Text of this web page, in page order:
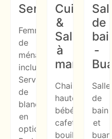
Services
Femme
de
ménage
incluse
Service
de
blanchisserie
en
option
Cuisine
&
Salle
à
manger
Chaise
haute
bébé,
cafetière,
bouilloire,
Salle
de
bain
-
Salle
de
bain
et